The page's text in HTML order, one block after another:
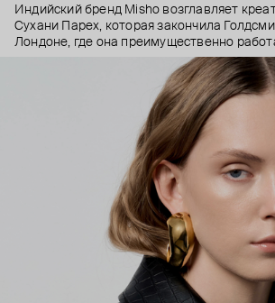
Индийский бренд Misho возглавляет
Сухани Парех, которая закончила
Лондоне, где она преимущественно
скульптурой и инсталляциями. Чистые
архитектурные формы украшений
современным искусством и различными
стилями городов, в которых Сухани
жила. Серьги Misho с удовольствием
Дженнер, Ким Кардашьян, Натали